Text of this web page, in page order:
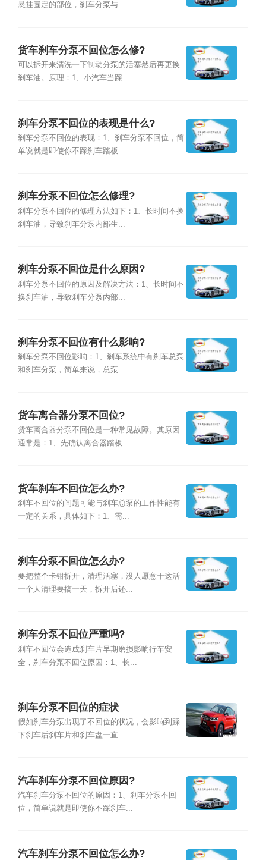
悬挂固定的部位，刹车分泵与...
货车刹车分泵不回位怎么修?
可以拆开来清洗一下制动分泵的活塞然后再更换
刹车油。原理：1、小汽车当踩...
刹车分泵不回位的表现是什么?
刹车分泵不回位的表现：1、刹车分泵不回位，简
单说就是即使你不踩刹车踏板...
刹车分泵不回位怎么修理?
刹车分泵不回位的修理方法如下：1、长时间不换
刹车油，导致刹车分泵内部生...
刹车分泵不回位是什么原因?
刹车分泵不回位的原因及解决方法：1、长时间不
换刹车油，导致刹车分泵内部...
刹车分泵不回位有什么影响?
刹车分泵不回位影响：1、刹车系统中有刹车总泵
和刹车分泵，简单来说，总泵...
货车离合器分泵不回位?
货车离合器分泵不回位是一种常见故障。其原因
通常是：1、先确认离合器踏板...
货车刹车不回位怎么办?
刹车不回位的问题可能与刹车总泵的工作性能有
一定的关系，具体如下：1、需...
刹车分泵不回位怎么办?
要把整个卡钳拆开，清理活塞，没人愿意干这活
一个人清理要搞一天，拆开后还...
刹车分泵不回位严重吗?
刹车不回位会造成刹车片早期磨损影响行车安
全，刹车分泵不回位原因：1、长...
刹车分泵不回位的症状
假如刹车分泵出现了不回位的状况，会影响到踩
下刹车后刹车片和刹车盘一直...
汽车刹车分泵不回位原因?
汽车刹车分泵不回位的原因：1、刹车分泵不回
位，简单说就是即使你不踩刹车...
汽车刹车分泵不回位怎么办?